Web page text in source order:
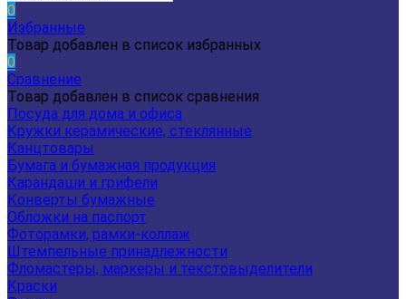
0
Избранные
Товар добавлен в список избранных
0
Сравнение
Товар добавлен в список сравнения
Посуда для дома и офиса
Кружки керамические, стеклянные
Канцтовары
Бумага и бумажная продукция
Карандаши и грифели
Конверты бумажные
Обложки на паспорт
Фоторамки, рамки-коллаж
Штемпельные принадлежности
Фломастеры, маркеры и текстовыделители
Краски